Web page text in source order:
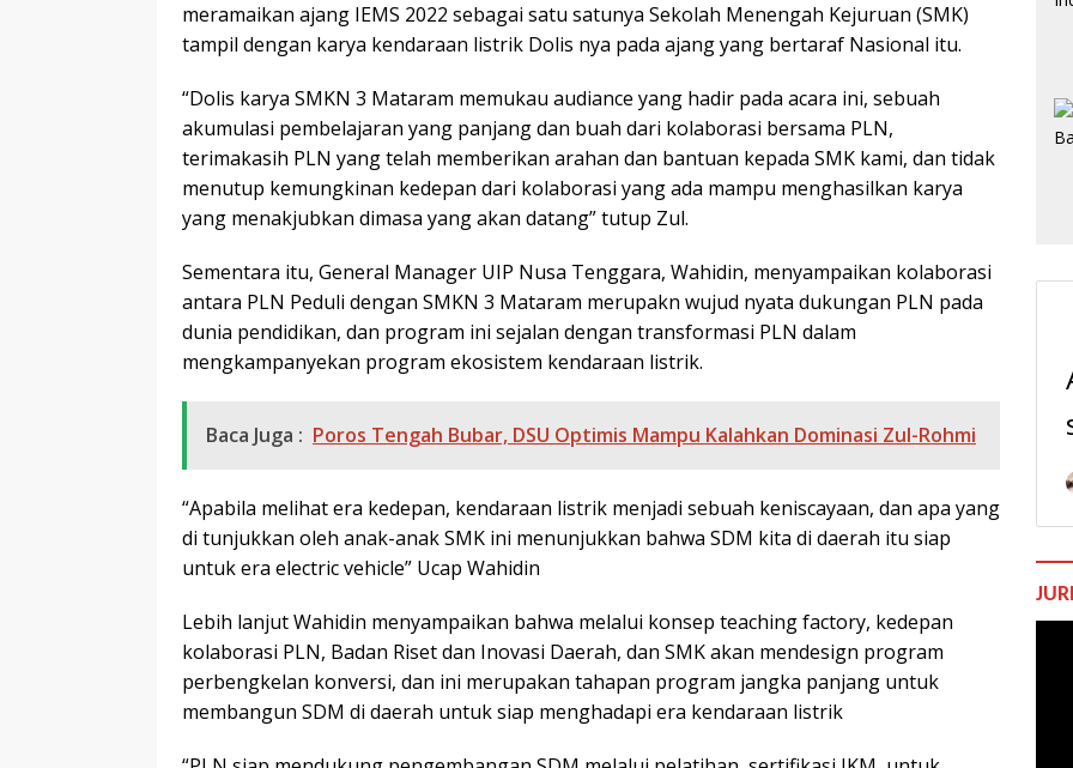
meramaikan ajang IEMS 2022 sebagai satu satunya Sekolah Menengah Kejuruan (SMK)
tampil dengan karya kendaraan listrik Dolis nya pada ajang yang bertaraf Nasional itu.
“Dolis karya SMKN 3 Mataram memukau audiance yang hadir pada acara ini, sebuah
akumulasi pembelajaran yang panjang dan buah dari kolaborasi bersama PLN,
terimakasih PLN yang telah memberikan arahan dan bantuan kepada SMK kami, dan tidak
menutup kemungkinan kedepan dari kolaborasi yang ada mampu menghasilkan karya
yang menakjubkan dimasa yang akan datang” tutup Zul.
Sementara itu, General Manager UIP Nusa Tenggara, Wahidin, menyampaikan kolaborasi
antara PLN Peduli dengan SMKN 3 Mataram merupakn wujud nyata dukungan PLN pada
dunia pendidikan, dan program ini sejalan dengan transformasi PLN dalam
mengkampanyekan program ekosistem kendaraan listrik.
Baca Juga : Poros Tengah Bubar, DSU Optimis Mampu Kalahkan Dominasi Zul-Rohmi
“Apabila melihat era kedepan, kendaraan listrik menjadi sebuah keniscayaan, dan apa yang
di tunjukkan oleh anak-anak SMK ini menunjukkan bahwa SDM kita di daerah itu siap
untuk era electric vehicle” Ucap Wahidin
Lebih lanjut Wahidin menyampaikan bahwa melalui konsep teaching factory, kedepan
kolaborasi PLN, Badan Riset dan Inovasi Daerah, dan SMK akan mendesign program
perbengkelan konversi, dan ini merupakan tahapan program jangka panjang untuk
membangun SDM di daerah untuk siap menghadapi era kendaraan listrik